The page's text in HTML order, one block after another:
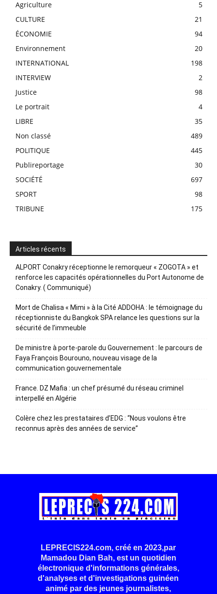
Agriculture
5
CULTURE
21
ÉCONOMIE
94
Environnement
20
INTERNATIONAL
198
INTERVIEW
2
Justice
98
Le portrait
4
LIBRE
35
Non classé
489
POLITIQUE
445
Publireportage
30
SOCIÉTÉ
697
SPORT
98
TRIBUNE
175
Articles récents
ALPORT Conakry réceptionne le remorqueur « ZOGOTA » et
renforce les capacités opérationnelles du Port Autonome de
Conakry. ( Communiqué)
Mort de Chalisa « Mimi » à la Cité ADDOHA : le témoignage du
réceptionniste du Bangkok SPA relance les questions sur la
sécurité de l’immeuble
De ministre à porte-parole du Gouvernement : le parcours de
Faya François Bourouno, nouveau visage de la
communication gouvernementale
France. DZ Mafia : un chef présumé du réseau criminel
interpellé en Algérie
Colère chez les prestataires d’EDG : “Nous voulons être
reconnus après des années de service”
LEPRECIS224.com, créé en 2023,par
Mamadou Dian Bah, est un quotidien
électronique d'informations générales,
d'analyses et d'investigations guinéen
animé par des jeunes journalistes,